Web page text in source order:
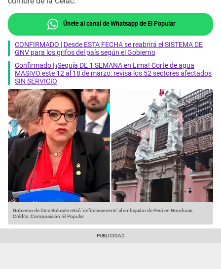
Únete al canal de Whatsapp de El Popular
CONFIRMADO | Desde ESTA FECHA se reabrirá el SISTEMA DE
GNV para los grifos del país según el Gobierno
Confirmado | ¡Sequía DE 1 SEMANA en Lima! Corte de agua
MASIVO este 12 al 18 de marzo: revisa los 52 sectores afectados
SIN SERVICIO
Gobierno de Dina Boluarte retiró 'definitivamente' al embajador de Perú en Honduras.
Crédito: Composición: El Popular